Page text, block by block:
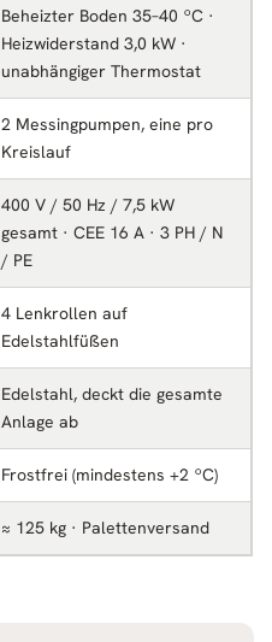
Beheizter Boden 35–40 ºC ·
Heizwiderstand 3,0 kW ·
unabhängiger Thermostat
2 Messingpumpen, eine pro
Kreislauf
400 V / 50 Hz / 7,5 kW
gesamt · CEE 16 A · 3 PH / N
/ PE
4 Lenkrollen auf
Edelstahlfüßen
Edelstahl, deckt die gesamte
Anlage ab
Frostfrei (mindestens +2 ºC)
≈ 125 kg · Palettenversand